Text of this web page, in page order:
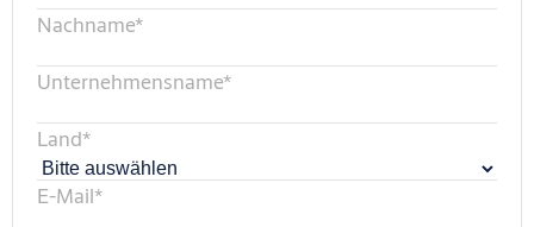
Nachname*
Unternehmensname*
Land*
E-Mail*